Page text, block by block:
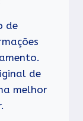
de
de
melhor